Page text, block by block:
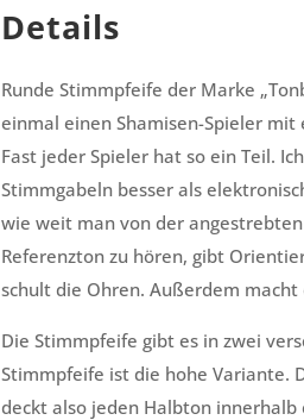
Details
Runde Stimmpfeife der Marke
einmal einen Shamisen-Spieler
Fast jeder Spieler hat so ein Teil.
Stimmgabeln besser als
wie weit man von der
Referenzton zu hören, gibt
schult die Ohren. Außerdem macht
Die Stimmpfeife gibt es in zwei
Stimmpfeife ist die hohe Variante.
deckt also jeden Halbton